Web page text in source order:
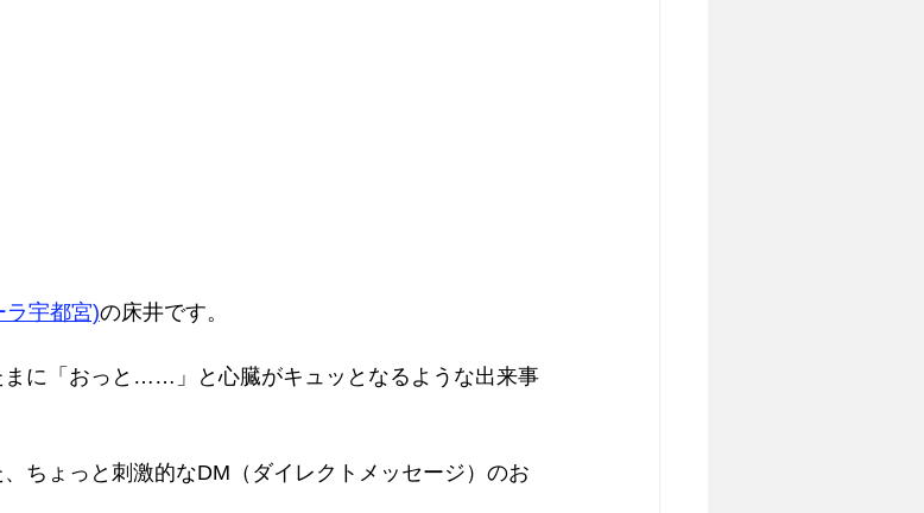
ラ宇都宮)の床井です。
まに「おっと……」と心臓がキュッとなるような出来事
ちょっと刺激的なDM（ダイレクトメッセージ）のお